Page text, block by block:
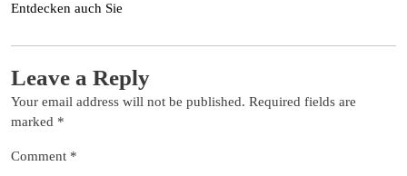
Entdecken auch Sie
Leave a Reply
Your email address will not be published. Required fields are
marked *
Comment *